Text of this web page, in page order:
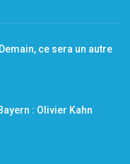
ce sera un autre
: Olivier Kahn